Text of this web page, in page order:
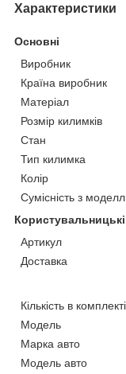
Характеристики
Основні
Виробник
Країна виробник
Матеріал
Розмір килимків
Стан
Тип килимка
Колір
Сумісність з
Артикул
Доставка
Кількість в комплекті
Мoдель
Марка авто
Модель авто